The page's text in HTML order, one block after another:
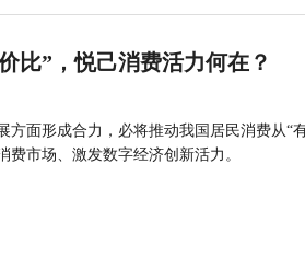
比”，悦己消费活力何在？
方面形成合力，必将推动我国居民消费从“
费市场、激发数字经济创新活力。